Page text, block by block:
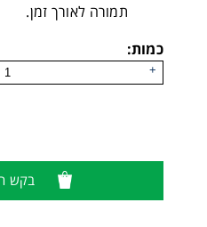
תמורה לאורך זמן.
כמות:
+
בקש
Gas Detecto